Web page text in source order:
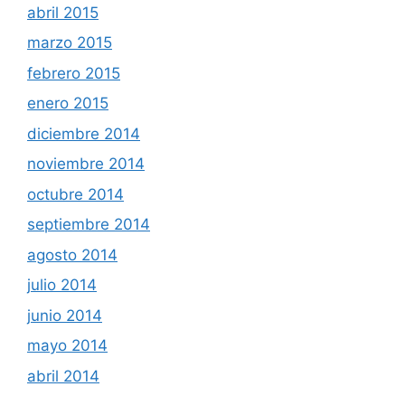
abril 2015
marzo 2015
febrero 2015
enero 2015
diciembre 2014
noviembre 2014
octubre 2014
septiembre 2014
agosto 2014
julio 2014
junio 2014
mayo 2014
abril 2014